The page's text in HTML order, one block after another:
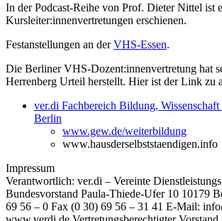
In der Podcast-Reihe von Prof. Dieter Nittel ist
Kursleiter:innenvertretungen erschienen.
Festanstellungen an derVHS-Essen.
Die Berliner VHS-Dozent:innenvertretung hat
Herrenberg Urteil herstellt. Hier ist der Link zu
ver.di Fachbereich Bildung,
Berlin
www.gew.de/weiterbildung
www.hausderselbststaendigen.info
Impressum
Verantwortlich: ver.di – Vereinte
Bundesvorstand Paula-Thiede-Ufer 10 10179
69 56 – 0 Fax (0 30) 69 56 – 31 41 E-Mail: